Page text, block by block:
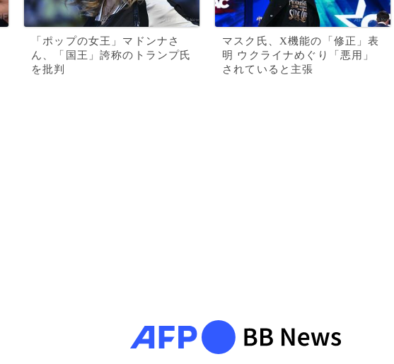
「ポップの女王」マドンナさ
ん、「国王」誇称のトランプ氏
を批判
マスク氏、X機能の「修正」表
明 ウクライナめぐり「悪用」
されていると主張